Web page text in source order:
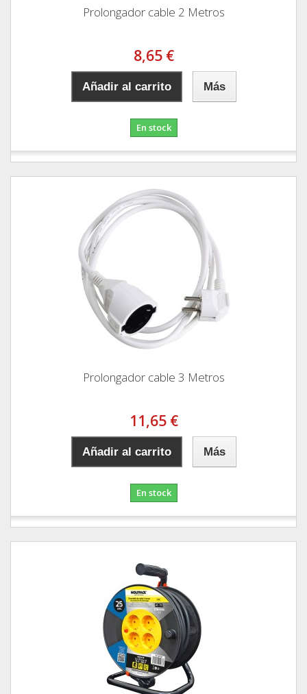
Prolongador cable 2 Metros
8,65 €
Añadir al carrito Más
En stock
Prolongador cable 3 Metros
11,65 €
Añadir al carrito Más
En stock